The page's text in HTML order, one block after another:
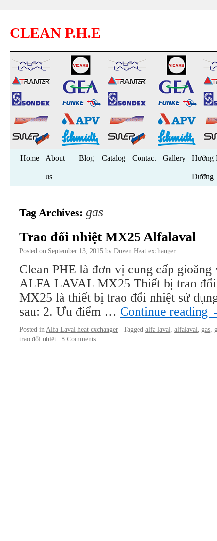
CLEAN P.H.E
Skip
Home About
us
Blog Catalog Contact Gallery Hướng
Dưỡng
Tag Archives: gas
Trao đổi nhiệt MX25 Alfalaval
Posted on September 13, 2015 by Duyen Heat exchanger
Clean PHE là đơn vị cung cấp
ALFA LAVAL MX25 Thiết bị trao
MX25 là thiết bị trao đổi nhiệt sử
sau: 2. Ưu điểm … Continue reading
Posted in Alfa Laval heat exchanger | Tagged alfa laval alfalaval gas
trao đổi nhiệt | 8 Comments